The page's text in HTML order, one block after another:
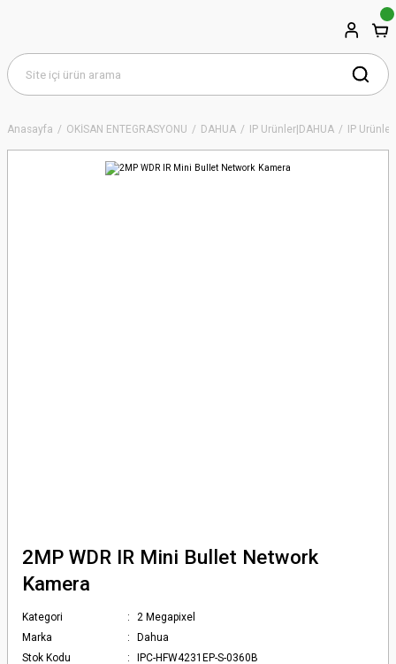
Anasayfa OKİSAN ENTEGRASYONU DAHUA IP Ürünler|DAHUA IP Ürünler
2MP WDR IR Mini Bullet Network
Kamera
Kategori
2 Megapixel
Marka
Dahua
Stok Kodu
IPC-HFW4231EP-S-0360B